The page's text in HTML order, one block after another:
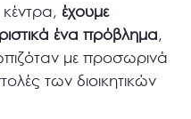
κέντρα, έχουμε
ένα πρόβλημα,
με προσωρινά
των διοικητικών